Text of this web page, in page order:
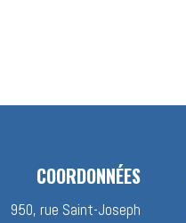
COORDONNÉES
950, rue Saint-Joseph